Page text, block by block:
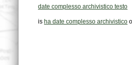
date complesso archivistico testo
is ha date complesso archivistico